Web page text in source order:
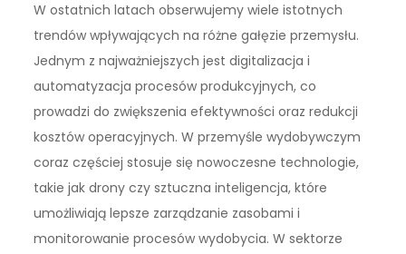
W ostatnich latach obserwujemy wiele istotnych
trendów wpływających na różne gałęzie przemysłu.
Jednym z najważniejszych jest digitalizacja i
automatyzacja procesów produkcyjnych, co
prowadzi do zwiększenia efektywności oraz redukcji
kosztów operacyjnych. W przemyśle wydobywczym
coraz częściej stosuje się nowoczesne technologie,
takie jak drony czy sztuczna inteligencja, które
umożliwiają lepsze zarządzanie zasobami i
monitorowanie procesów wydobycia. W sektorze